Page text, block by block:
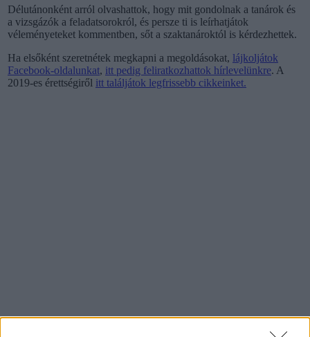
Délutánonként arról olvashattok, hogy mit gondolnak a tanárok és
a vizsgázók a feladatsorokról, és persze ti is leírhatjátok
véleményeteket kommentben, sőt a szaktanároktól is kérdezhettek.
Ha elsőként szeretnétek megkapni a megoldásokat, lájkoljátok
Facebook-oldalunkat, itt pedig feliratkozhattok hírlevelünkre. A
2019-es érettségiről itt találjátok legfrissebb cikkeinket.